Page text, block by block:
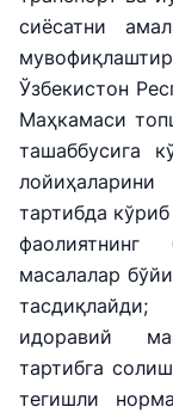
сиёсатни
Ўзбекистон
Маҳкамаси
ташаббусига
тартибда
фаолиятнинг
масалалар
тасдиқлайди;
идоравий
тартибга
тегишли